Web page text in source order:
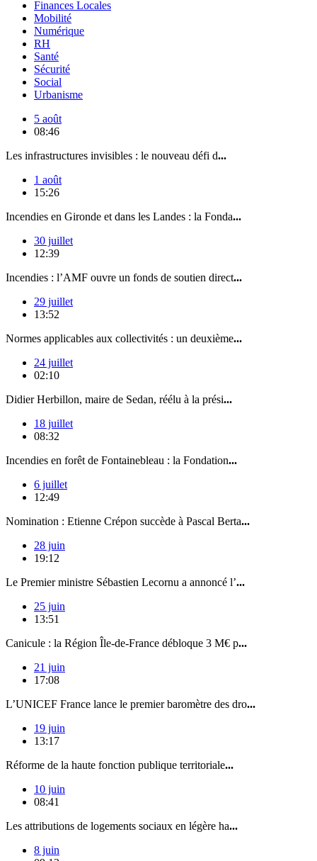
Finances Locales
Mobilité
Numérique
RH
Santé
Sécurité
Social
Urbanisme
5 août
08:46
Les infrastructures invisibles : le nouveau défi d...
1 août
15:26
Incendies en Gironde et dans les Landes : la Fonda...
30 juillet
12:39
Incendies : l’AMF ouvre un fonds de soutien direct...
29 juillet
13:52
Normes applicables aux collectivités : un deuxième...
24 juillet
02:10
Didier Herbillon, maire de Sedan, réélu à la prési...
18 juillet
08:32
Incendies en forêt de Fontainebleau : la Fondation...
6 juillet
12:49
Nomination : Etienne Crépon succède à Pascal Berta...
28 juin
19:12
Le Premier ministre Sébastien Lecornu a annoncé l’...
25 juin
13:51
Canicule : la Région Île-de-France débloque 3 M€ p...
21 juin
17:08
L’UNICEF France lance le premier baromètre des dro...
19 juin
13:17
Réforme de la haute fonction publique territoriale...
10 juin
08:41
Les attributions de logements sociaux en légère ha...
8 juin